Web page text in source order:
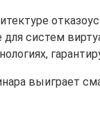
систем
выиграет